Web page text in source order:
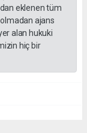
eklenen tüm
ajans
alan hukuki
hiç bir